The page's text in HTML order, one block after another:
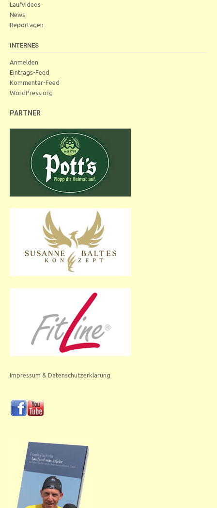
Laufvideos
News
Reportagen
INTERNES
Anmelden
Eintrags-Feed
Kommentar-Feed
WordPress.org
PARTNER
Impressum & Datenschutzerklärung